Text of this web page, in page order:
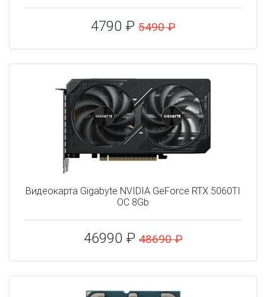
4790 ₽ 5490 ₽
Видеокарта Gigabyte NVIDIA GeForce RTX 5060TI
OC 8Gb
46990 ₽ 48690 ₽